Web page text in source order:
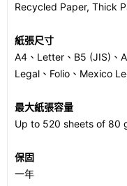
Recycled Paper, Thick
紙張尺寸
A4、Letter、B5 (JIS)、
Legal、Folio、Mexico
最大紙張容量
Up to 520 sheets of 80
保固
一年